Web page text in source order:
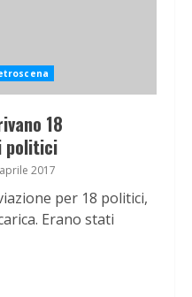
18
politici
2017
per 18 politici,
Erano stati